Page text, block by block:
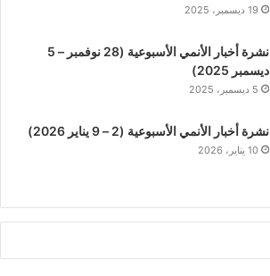
19 ديسمبر، 2025
نشرة أخبار الأنمي الأسبوعية (28 نوفمبر – 5
ديسمبر 2025)
5 ديسمبر، 2025
نشرة أخبار الأنمي الأسبوعية (2 – 9 يناير 2026)
10 يناير، 2026